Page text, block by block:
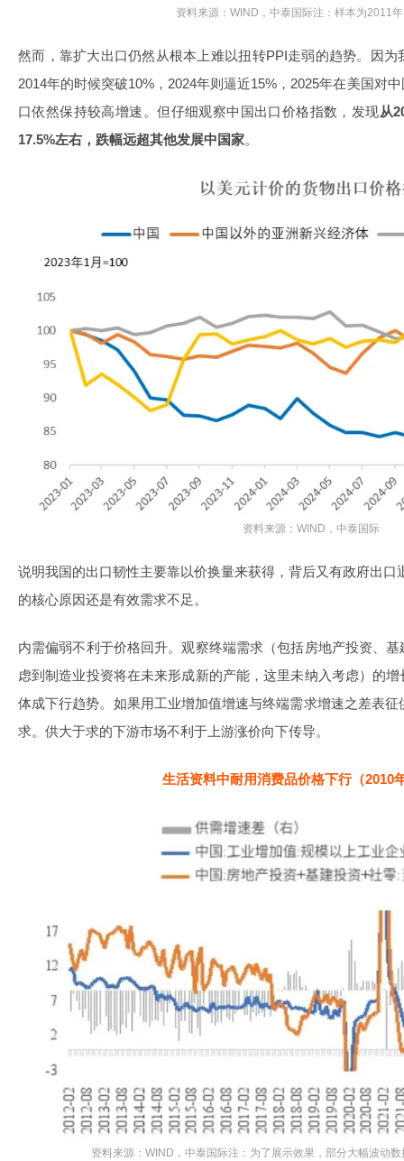
资料来源：WIND，中泰国际注：样本为2011
然而，靠扩大出口仍然从根本上难以扭转PPI走弱的趋势。因
2014年的时候突破10%，2024年则逼近15%，2025年在美国对
口依然保持较高增速。但仔细观察中国出口价格指数，发现从
17.5%左右，跌幅远超其他发展中国家。
资料来源：WIND，中泰国际
说明我国的出口韧性主要靠以价换量来获得，背后又有政府出口
的核心原因还是有效需求不足。
内需偏弱不利于价格回升。观察终端需求（包括房地产投资、
虑到制造业投资将在未来形成新的产能，这里未纳入考虑）的
体成下行趋势。如果用工业增加值增速与终端需求增速之差表
求。供大于求的下游市场不利于上游涨价向下传导。
生活资料中耐用消费品价格下行（2010
资料来源：WIND，中泰国际注：为了展示效果，部分大幅波动